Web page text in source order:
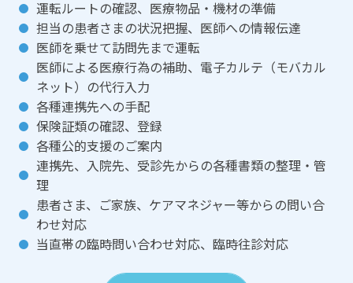
運転ルートの確認、医療物品・機材の準備
担当の患者さまの状況把握、医師への情報伝達
医師を乗せて訪問先まで運転
医師による医療行為の補助、電子カルテ（モバカル
ネット）の代行入力
各種連携先への手配
保険証類の確認、登録
各種公的支援のご案内
連携先、入院先、受診先からの各種書類の整理・管
理
患者さま、ご家族、ケアマネジャー等からの問い合
わせ対応
当直帯の臨時問い合わせ対応、臨時往診対応